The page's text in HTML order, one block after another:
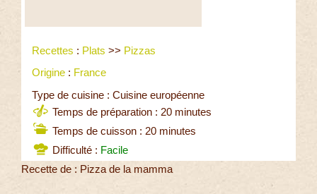
Recettes : Plats >> Pizzas
Origine : France
Type de cuisine : Cuisine européenne
Temps de préparation : 20 minutes
Temps de cuisson : 20 minutes
Difficulté : Facile
Recette de : Pizza de la mamma